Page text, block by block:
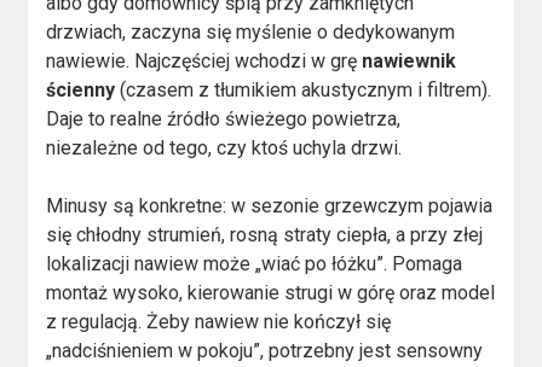
drzwiach, zaczyna się myślenie o dedykowanym
nawiewie. Najczęściej wchodzi w grę nawiewnik
ścienny (czasem z tłumikiem akustycznym i filtrem).
Daje to realne źródło świeżego powietrza,
niezależne od tego, czy ktoś uchyla drzwi.
Minusy są konkretne: w sezonie grzewczym pojawia
się chłodny strumień, rosną straty ciepła, a przy złej
lokalizacji nawiew może „wiać po łóżku”. Pomaga
montaż wysoko, kierowanie strugi w górę oraz model
z regulacją. Żeby nawiew nie kończył się
„nadciśnieniem w pokoju”, potrzebny jest sensowny